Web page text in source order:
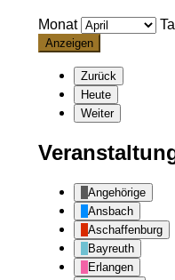
Monat
Zurück
Heute
Weiter
Angehörige
Ansbach
Aschaffenburg
Bayreuth
Erlangen